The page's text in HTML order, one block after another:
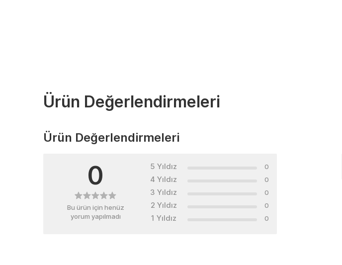
Ürün Değerlendirmeleri
Ürün Değerlendirmeleri
0
Bu ürün için henüz
yorum yapılmadı
5 Yıldız 0
4 Yıldız 0
3 Yıldız 0
2 Yıldız 0
1 Yıldız 0